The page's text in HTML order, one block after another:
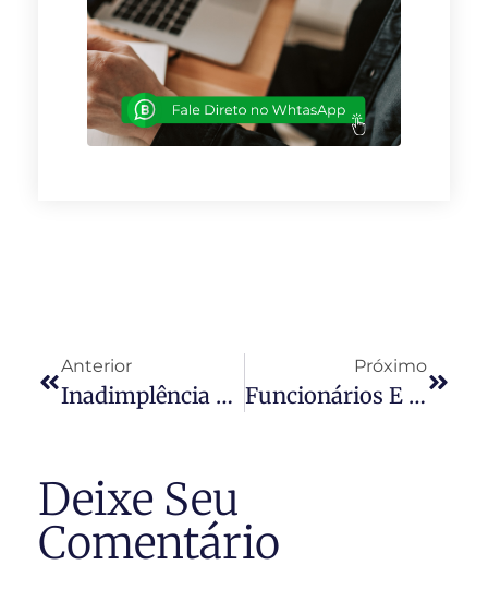
Anterior
Inadimplência Nos Condomínios
Próximo
Funcionários E Calote Deixam Taxa De Condomínio Mais Cara
Deixe Seu
Comentário